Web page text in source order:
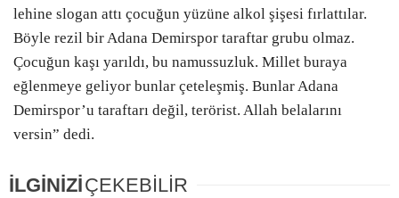
lehine slogan attı çocuğun yüzüne alkol şişesi fırlattılar.
Böyle rezil bir Adana Demirspor taraftar grubu olmaz.
Çocuğun kaşı yarıldı, bu namussuzluk. Millet buraya
eğlenmeye geliyor bunlar çeteleşmiş. Bunlar Adana
Demirspor’u taraftarı değil, terörist. Allah belalarını
versin” dedi.
İLGİNİZİÇEKEBİLİR